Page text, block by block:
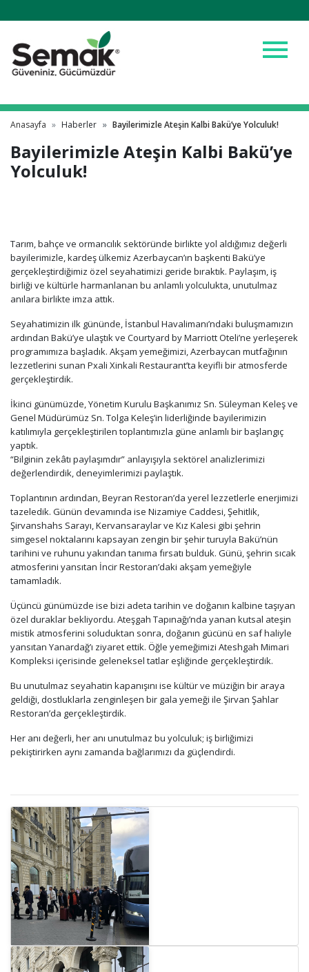
menu
Anasayfa Haberler Bayilerimizle Ateşin Kalbi Bakü’ye Yolculuk!
Bayilerimizle Ateşin Kalbi Bakü’ye
Yolculuk!
Tarım, bahçe ve ormancılık sektöründe birlikte yol aldığımız değerli
bayilerimizle, kardeş ülkemiz Azerbaycan’ın başkenti Bakü’ye
gerçekleştirdiğimiz özel seyahatimizi geride bıraktık. Paylaşım, iş
birliği ve kültürle harmanlanan bu anlamlı yolculukta, unutulmaz
anılara birlikte imza attık.
Seyahatimizin ilk gününde, İstanbul Havalimanı’ndaki buluşmamızın
ardından Bakü’ye ulaştık ve Courtyard by Marriott Oteli’ne yerleşerek
programımıza başladık. Akşam yemeğimizi, Azerbaycan mutfağının
lezzetlerini sunan Pxali Xinkali Restaurant’ta keyifli bir atmosferde
gerçekleştirdik.
İkinci günümüzde, Yönetim Kurulu Başkanımız Sn. Süleyman Keleş ve
Genel Müdürümüz Sn. Tolga Keleş’in liderliğinde bayilerimizin
katılımıyla gerçekleştirilen toplantımızla güne anlamlı bir başlangıç
yaptık.
“Bilginin zekâtı paylaşımdır” anlayışıyla sektörel analizlerimizi
değerlendirdik, deneyimlerimizi paylaştık.
Toplantının ardından, Beyran Restoran’da yerel lezzetlerle enerjimizi
tazeledik. Günün devamında ise Nizamiye Caddesi, Şehitlik,
Şirvanshahs Sarayı, Kervansaraylar ve Kız Kalesi gibi şehrin
simgesel noktalarını kapsayan zengin bir şehir turuyla Bakü’nün
tarihini ve ruhunu yakından tanıma fırsatı bulduk. Günü, şehrin sıcak
atmosferini yansıtan İncir Restoran’daki akşam yemeğiyle
tamamladık.
Üçüncü günümüzde ise bizi adeta tarihin ve doğanın kalbine taşıyan
özel duraklar bekliyordu. Ateşgah Tapınağı’nda yanan kutsal ateşin
mistik atmosferini soluduktan sonra, doğanın gücünü en saf haliyle
yansıtan Yanardağ’ı ziyaret ettik. Öğle yemeğimizi Ateshgah Mimari
Kompleksi içerisinde geleneksel tatlar eşliğinde gerçekleştirdik.
Bu unutulmaz seyahatin kapanışını ise kültür ve müziğin bir araya
geldiği, dostluklarla zenginleşen bir gala yemeği ile Şirvan Şahlar
Restoran’da gerçekleştirdik.
Her anı değerli, her anı unutulmaz bu yolculuk; iş birliğimizi
pekiştirirken aynı zamanda bağlarımızı da güçlendirdi.